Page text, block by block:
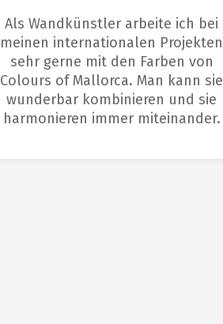
Als Wandkünstler arbeite ich bei
meinen internationalen Projekten
sehr gerne mit den Farben von
Colours of Mallorca. Man kann sie
wunderbar kombinieren und sie
harmonieren immer miteinander.